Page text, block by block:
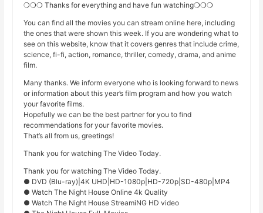
❍❍❍ Thanks for everything and have fun watching❍❍❍
You can find all the movies you can stream online here, including
the ones that were shown this week. If you are wondering what to
see on this website, know that it covers genres that include crime,
science, fi-fi, action, romance, thriller, comedy, drama, and anime
film.
Many thanks. We inform everyone who is looking forward to news
or information about this year’s film program and how you watch
your favorite films.
Hopefully we can be the best partner for you to find
recommendations for your favorite movies.
That’s all from us, greetings!
Thank you for watching The Video Today.
Thank you for watching The Video Today.
● DVD (Blu-ray)|4K UHD|HD-1080p|HD-720p|SD-480p|MP4
● Watch The Night House Online 4k Quality
● Watch The Night House StreamiNG HD video